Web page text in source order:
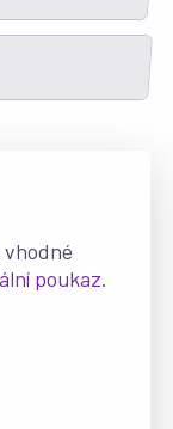
vhodné
poukaz.